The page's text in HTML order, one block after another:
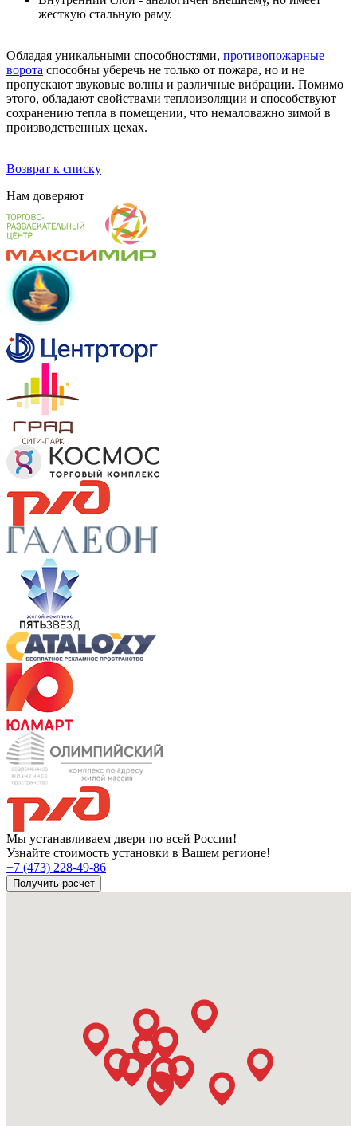
жесткую стальную раму.
Обладая уникальными способностями, противопожарные
ворота способны уберечь не только от пожара, но и не
пропускают звуковые волны и различные вибрации. Помимо
этого, обладают свойствами теплоизоляции и способствуют
сохранению тепла в помещении, что немаловажно зимой в
производственных цехах.
Возврат к списку
Нам доверяют
Мы устанавливаем двери по всей России!
Узнайте стоимость установки в Вашем регионе!
+7 (473) 228-49-86
Получить расчет